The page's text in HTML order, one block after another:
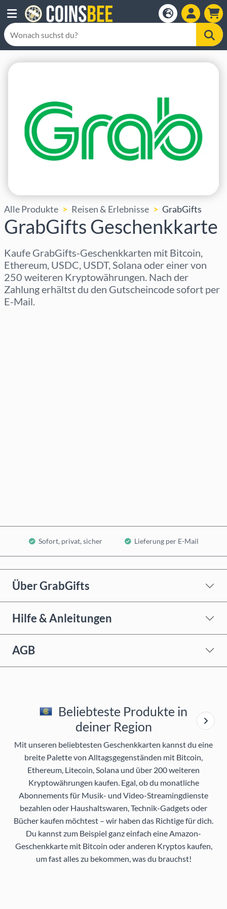
Alle Produkte Reisen & Erlebnisse GrabGifts
GrabGifts Geschenkkarte
Kaufe GrabGifts-Geschenkkarten mit Bitcoin,
Ethereum, USDC, USDT, Solana oder einer von
250 weiteren Kryptowährungen. Nach der
Zahlung erhältst du den Gutscheincode sofort per
E-Mail.
Sofort, privat, sicher Lieferung per E-Mail
Über GrabGifts
Hilfe & Anleitungen
AGB
Beliebteste Produkte in
deiner Region
Mit unseren beliebtesten Geschenkkarten kannst du eine
breite Palette von Alltagsgegenständen mit Bitcoin,
Ethereum, Litecoin, Solana und über 200 weiteren
Kryptowährungen kaufen. Egal, ob du monatliche
Abonnements für Musik- und Video-Streamingdienste
bezahlen oder Haushaltswaren, Technik-Gadgets oder
Bücher kaufen möchtest – wir haben das Richtige für dich.
Du kannst zum Beispiel ganz einfach eine Amazon-
Geschenkkarte mit Bitcoin oder anderen Kryptos kaufen,
um fast alles zu bekommen, was du brauchst!